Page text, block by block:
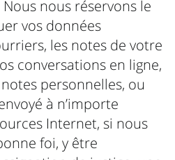
Nous nous réservons le
vos données
les notes de votre
conversations en ligne,
personnelles, ou
à n’importe
Internet, si nous
foi, y être